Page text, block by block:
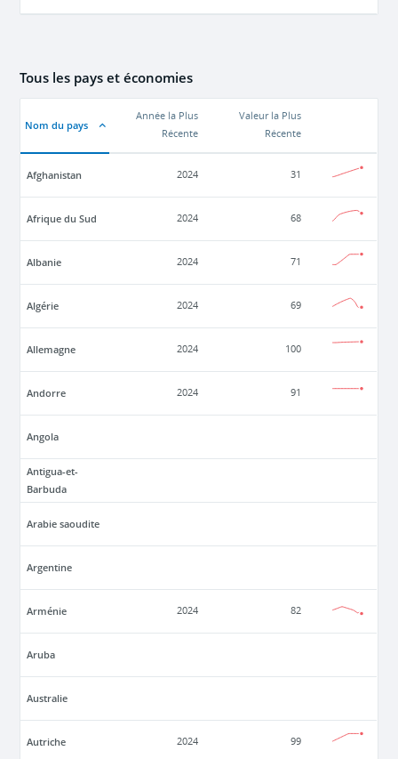
Tous les pays et économies
Nom du pays
Année la Plus
Récente
Valeur la Plus
Récente
Afghanistan 2024 31
Afrique du Sud 2024 68
Albanie 2024 71
Algérie 2024 69
Allemagne 2024 100
Andorre 2024 91
Angola
Antigua-et-
Barbuda
Arabie saoudite
Argentine
Arménie 2024 82
Aruba
Australie
Autriche 2024 99